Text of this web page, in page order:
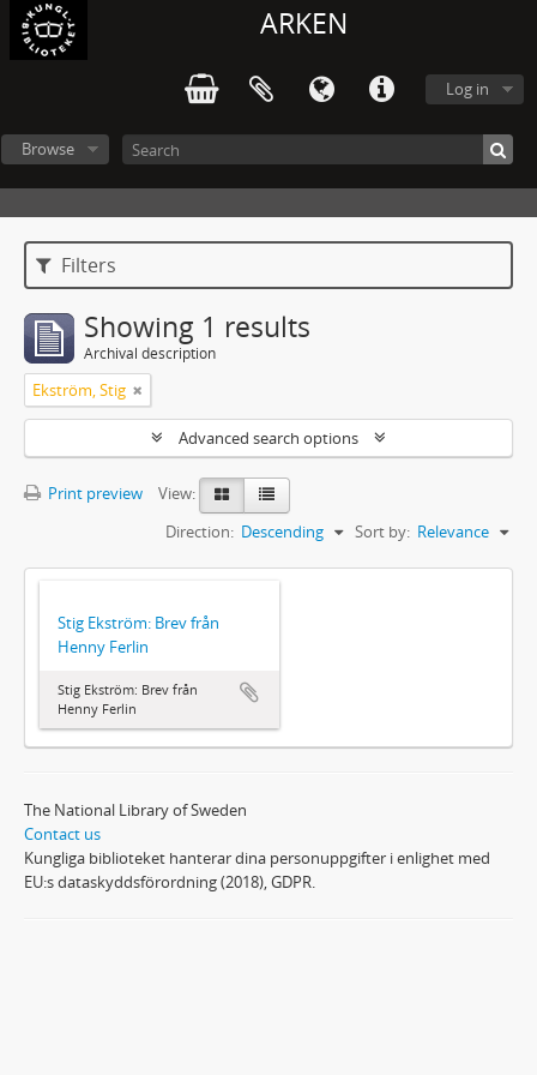
ARKEN
Log in
Browse
Filters
Showing 1 results
Archival description
Ekström, Stig
Advanced search options
Print preview
View:
Sort by: Relevance
Direction: Descending
Stig Ekström: Brev från
Henny Ferlin
Stig Ekström: Brev från
Henny Ferlin
The National Library of Sweden
Contact us
Kungliga biblioteket hanterar dina personuppgifter i enlighet med
EU:s dataskyddsförordning (2018), GDPR.